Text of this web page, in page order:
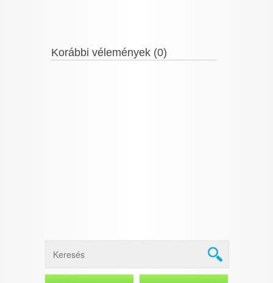
Korábbi vélemények (0)